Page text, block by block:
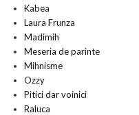
Kabea
Laura Frunza
Madimih
Meseria de parinte
Mihnisme
Ozzy
Pitici dar voinici
Raluca